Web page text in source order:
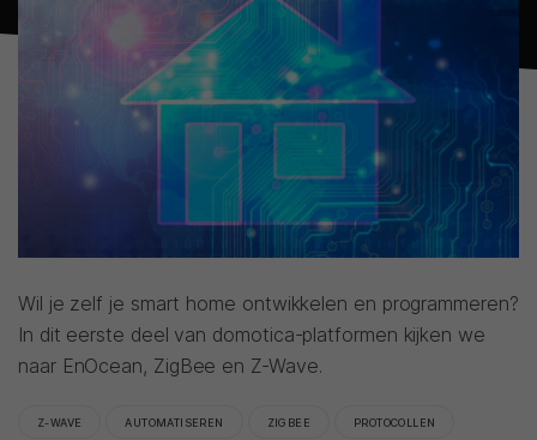
Wil je zelf je smart home ontwikkelen en programmeren?
In dit eerste deel van domotica-platformen kijken we
naar EnOcean, ZigBee en Z-Wave.
Z-WAVE AUTOMATISEREN ZIGBEE PROTOCOLLEN